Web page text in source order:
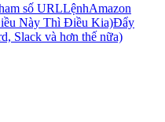
số URLLệnhAmazon
Này Thì Điều Kia)Đẩy
Slack và hơn thế nữa)